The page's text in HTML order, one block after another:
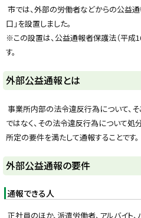
g
w
a
c
i
市では、外部の労働者などからの公益
口」を設置しました。
※この設置は、公益通報者保護法（平成
す。
外部公益通報とは
事業所内部の法令違反行為について、
ではなく、その法令違反行為について処
所定の要件を満たして通報することです。
ト
ッ
プ
外部公益通報の要件
通報できる人
正社員のほか、派遣労働者、アルバイト